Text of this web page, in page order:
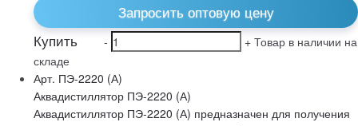
Запросить оптовую цену
Купить
- + Товар в наличии на
складе
Арт. ПЭ-2220 (А)
Аквадистиллятор ПЭ-2220 (А)
Аквадистиллятор ПЭ-2220 (А) предназначен для получения